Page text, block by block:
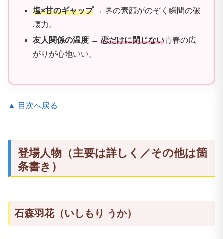
塩×甘のギャップ→ 界の素顔がのぞく瞬間の破
壊力。
友人関係の温度 →恋だけに閉じない青春の広
がりが心地いい。
▲ 目次へ戻る
登場人物（主要は詳しく／その他は箇
条書き）
石森羽花（いしもり うか）